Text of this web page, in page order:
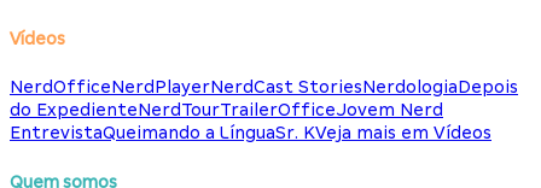
Vídeos
NerdOfficeNerdPlayerNerdCast StoriesNerdologiaDepois
do ExpedienteNerdTourTrailerOfficeJovem Nerd
EntrevistaQueimando a LínguaSr. KVeja mais em Vídeos
Quem somos